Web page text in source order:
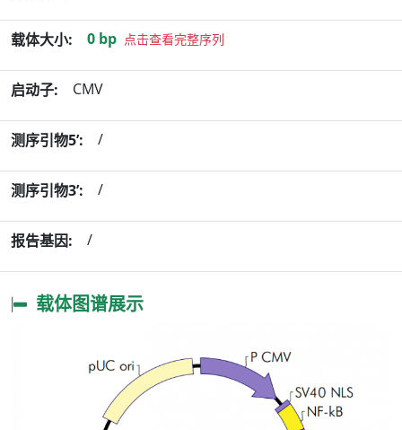
载体大小: 0 bp 点击查看完整序列
启动子: CMV
测序引物5’: /
测序引物3’: /
报告基因: /
载体图谱展示